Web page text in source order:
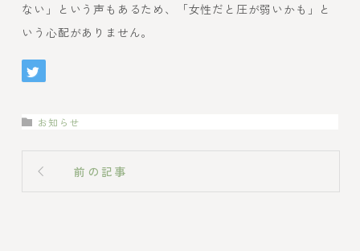
ない」という声もあるため、「女性だと圧が弱いかも」と
いう心配がありません。
お知らせ
前の記事